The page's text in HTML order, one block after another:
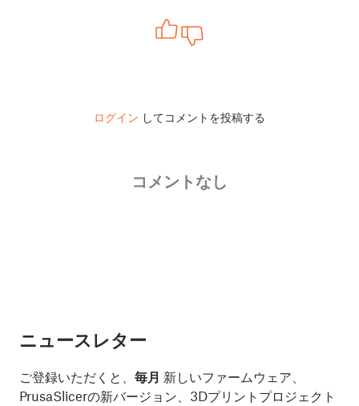
ログイン してコメントを投稿する
コメントなし
ニュースレター
ご登録いただくと、 毎月 新しいファームウェア、
PrusaSlicerの新バージョン、3Dプリントプロジェクト